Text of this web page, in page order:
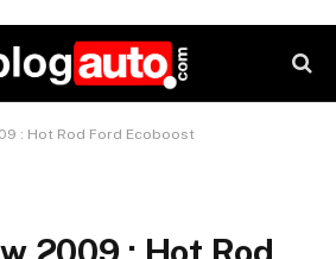
: Hot Rod Ford Ecoboost